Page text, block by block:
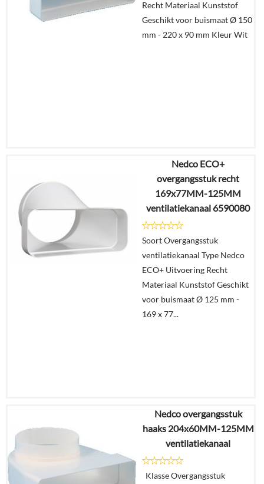
winkelmand
Recht Materiaal Kunststof
Geschikt voor buismaat Ø 150
mm - 220 x 90 mm Kleur Wit
€54,96
€31,82
winkelmand
Nedco ECO+
overgangsstuk recht
169x77MM-125MM
ventilatiekanaal 6590080
Soort Overgangsstuk
ventilatiekanaal Type Nedco
ECO+ Uitvoering Recht
Materiaal Kunststof Geschikt
voor buismaat Ø 125 mm -
169 x 77...
€36,78
€22,80
Nedco overgangsstuk
haaks 204x60MM-125MM
ventilatiekanaal
Klasse Overgangsstuk